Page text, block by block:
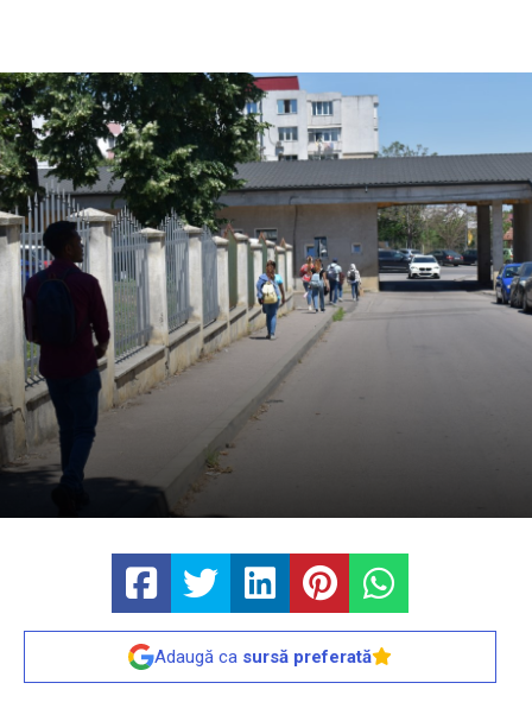
Adaugă ca sursă preferată